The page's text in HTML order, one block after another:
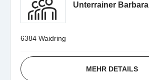
Unterrainer Barbara
6384 Waidring
MEHR DETAILS